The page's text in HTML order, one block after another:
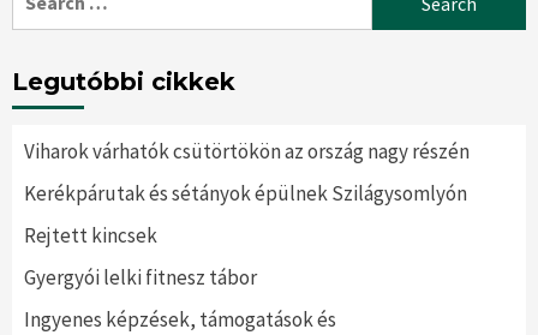
Legutóbbi cikkek
Viharok várhatók csütörtökön az ország nagy részén
Kerékpárutak és sétányok épülnek Szilágysomlyón
Rejtett kincsek
Gyergyói lelki fitnesz tábor
Ingyenes képzések, támogatások és